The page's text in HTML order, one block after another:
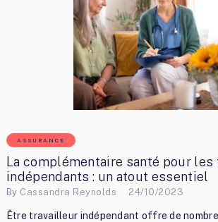
ASSURANCE
La complémentaire santé pour
indépendants : un atout essentiel
By Cassandra Reynolds 24/10/2023
Être travailleur indépendant offre de